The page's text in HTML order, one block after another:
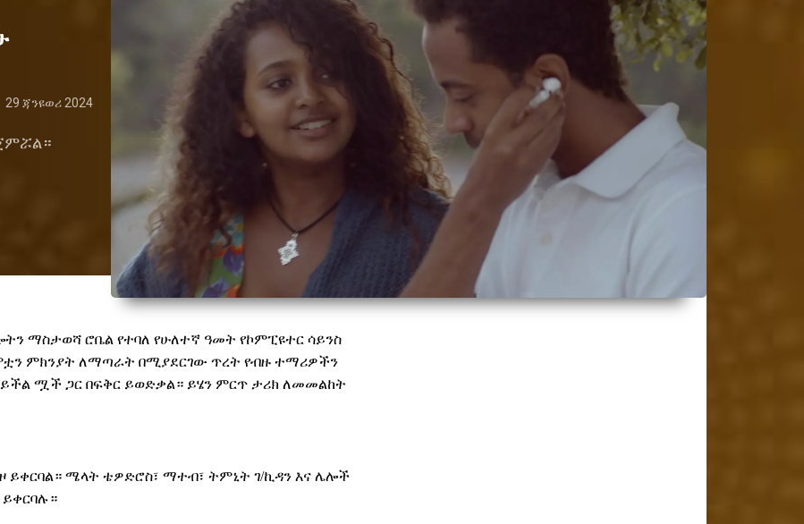
29 ጃንዩወሪ 2024
ማስታወሻ ሮቤል የተባለ የሁለተኛ ዓመት የኮምፒዩተር ሳይንስ
ምክንያት ለማጣራት በሚያደርገው ጥረት የብዙ ተማሪዎችን
ሟች ጋር በፍቅር ይወድቃል። ይሄን ምርጥ ታሪክ ለመመልከት
ይቀርባል። ሜላት ቴዎድሮስ፣ ማተብ፣ ትምኒት ገ/ኪዳን እና ሌሎች